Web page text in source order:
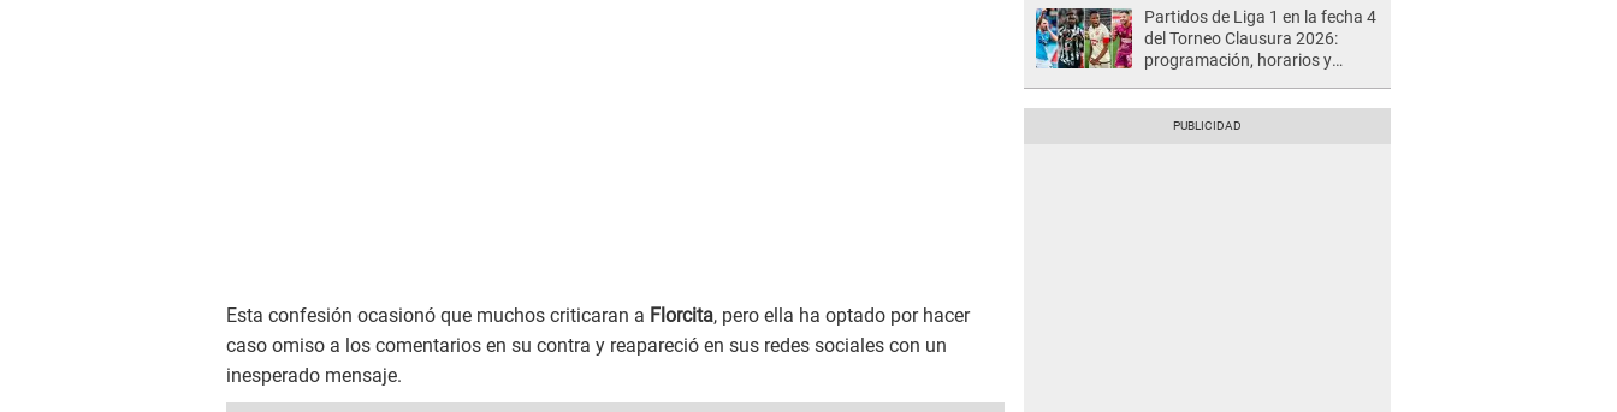
Esta confesión ocasionó que muchos criticaran a Florcita, pero ella ha optado por hacer
caso omiso a los comentarios en su contra y reapareció en sus redes sociales con un
inesperado mensaje.
Partidos de Liga 1 en la fecha 4
del Torneo Clausura 2026:
programación, horarios y